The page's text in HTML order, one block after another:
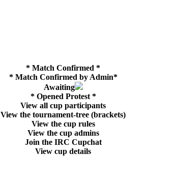
* Match Confirmed *
* Match Confirmed by Admin*
Awaiting
* Opened Protest *
View all cup participants
View the tournament-tree (brackets)
View the cup rules
View the cup admins
Join the IRC Cupchat
View cup details